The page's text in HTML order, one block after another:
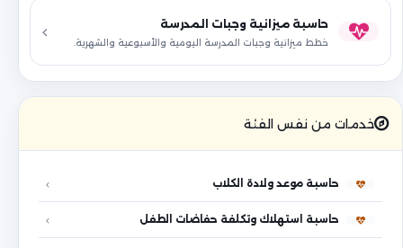
حاسبة ميزانية وجبات المدرسة
خطط ميزانية وجبات المدرسة اليومية والأسبوعية والشهرية.
خدمات من نفس الفئة
حاسبة موعد ولادة الكلاب
حاسبة استهلاك وتكلفة حفاضات الطفل